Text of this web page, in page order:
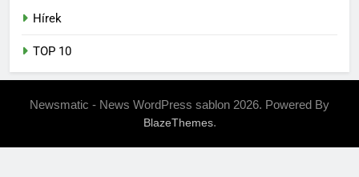
Hírek
TOP 10
Newsmatic - News WordPress sablon 2026. Powered By
BlazeThemes.